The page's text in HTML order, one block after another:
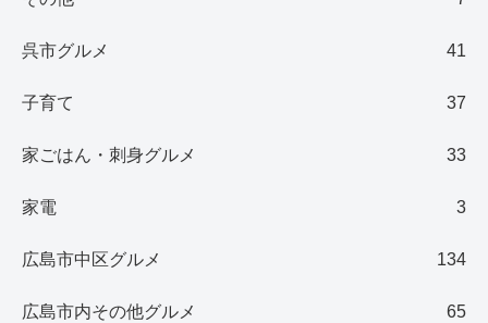
呉市グルメ 41
子育て 37
家ごはん・刺身グルメ 33
家電 3
広島市中区グルメ 134
広島市内その他グルメ 65